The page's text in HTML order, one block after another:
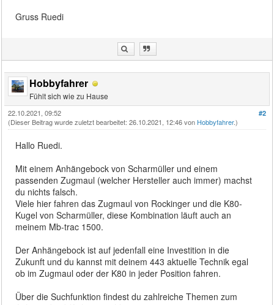
Gruss Ruedi
Hobbyfahrer
Fühlt sich wie zu Hause
#2
22.10.2021, 09:52
(Dieser Beitrag wurde zuletzt bearbeitet: 26.10.2021, 12:46 von Hobbyfahrer.)
Hallo Ruedi.
Mit einem Anhängebock von Scharmüller und einem
passenden Zugmaul (welcher Hersteller auch immer) machst
du nichts falsch.
Viele hier fahren das Zugmaul von Rockinger und die K80-
Kugel von Scharmüller, diese Kombination läuft auch an
meinem Mb-trac 1500.
Der Anhängebock ist auf jedenfall eine Investition in die
Zukunft und du kannst mit deinem 443 aktuelle Technik egal
ob im Zugmaul oder der K80 in jeder Position fahren.
Über die Suchfunktion findest du zahlreiche Themen zum